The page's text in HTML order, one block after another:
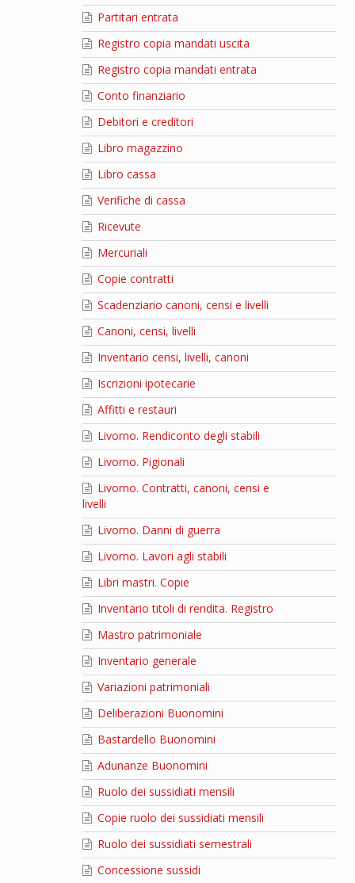
Partitari entrata
Registro copia mandati uscita
Registro copia mandati entrata
Conto finanziario
Debitori e creditori
Libro magazzino
Libro cassa
Verifiche di cassa
Ricevute
Mercuriali
Copie contratti
Scadenziario canoni, censi e livelli
Canoni, censi, livelli
Inventario censi, livelli, canoni
Iscrizioni ipotecarie
Affitti e restauri
Livorno. Rendiconto degli stabili
Livorno. Pigionali
Livorno. Contratti, canoni, censi e
livelli
Livorno. Danni di guerra
Livorno. Lavori agli stabili
Libri mastri. Copie
Inventario titoli di rendita. Registro
Mastro patrimoniale
Inventario generale
Variazioni patrimoniali
Deliberazioni Buonomini
Bastardello Buonomini
Adunanze Buonomini
Ruolo dei sussidiati mensili
Copie ruolo dei sussidiati mensili
Ruolo dei sussidiati semestrali
Concessione sussidi